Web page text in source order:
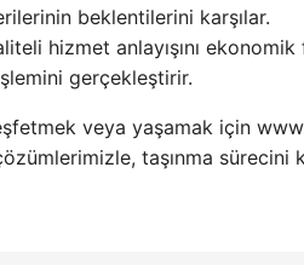
beklentilerini karşılar.
hizmet anlayışını
gerçekleştirir.
veya yaşamak için
taşınma